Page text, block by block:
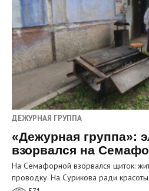
ДЕЖУРНАЯ ГРУППА
«Дежурная группа»:
взорвался на
На Семафорной взорвался щиток:
проводку. На Сурикова ради